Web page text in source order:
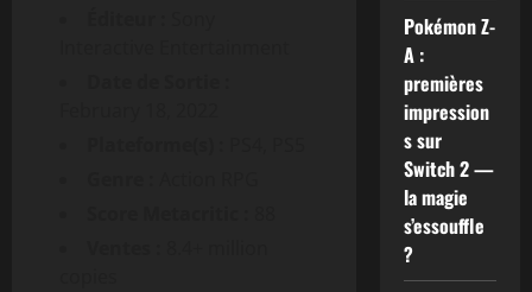
Pokémon Z-
A :
premières
impression
s sur
Switch 2 —
la magie
s’essouffle
?